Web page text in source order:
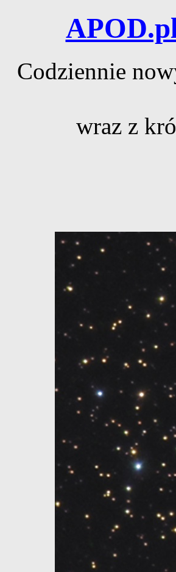
Codziennie
wraz z